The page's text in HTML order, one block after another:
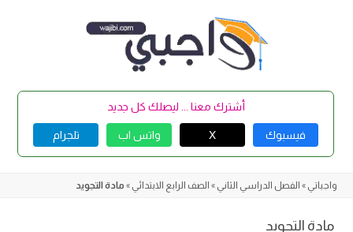
أشترك معنا ... ليصلك كل جديد
فيسبوك X واتس اب تلجرام
واجباتي » الفصل الدراسي الثاني » الصف الرابع الابتدائي » مادة التجويد
مادة التجويد